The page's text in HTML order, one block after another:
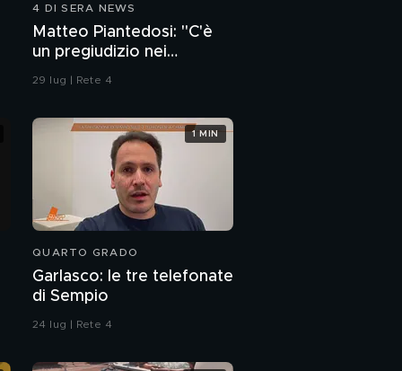
PROSSIMO VIDEO
Grande Fratello torna
prima serata
4 DI SERA NEWS
Matteo Piantedosi: "C'è
un pregiudizio nei
confronti della polizia"
29 lug | Rete 4
QUARTO GRADO
Garlasco: le tre telefonate
di Sempio
24 lug | Rete 4
1 MIN